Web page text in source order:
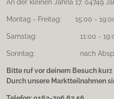
An der kleinen Jahna 17, 04749
Montag - Freitag: 15:00 -
Samstag: 11:00 -
Sonntag: nach
Bitte ruf vor deinem Besuch
Durch unsere Marktteilnahmen